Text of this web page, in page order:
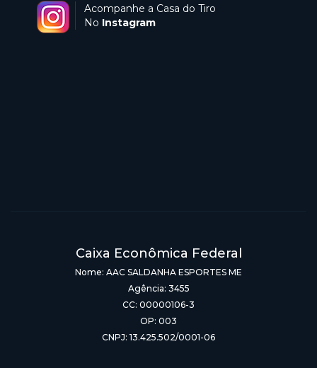
Acompanhe a Casa do Tiro
No Instagram
Caixa Econômica Federal
Nome: AAC SALDANHA ESPORTES ME
Agência: 3455
CC: 00000106-3
OP: 003
CNPJ: 13.425.502/0001-06